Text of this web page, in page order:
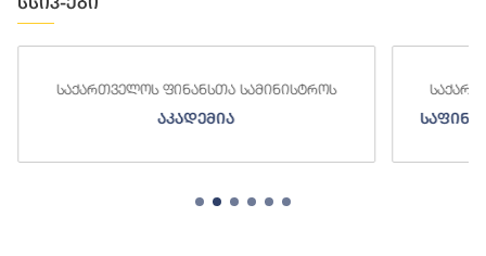
საქართველოს ფინანსთა სამინისტროს
აკადემია